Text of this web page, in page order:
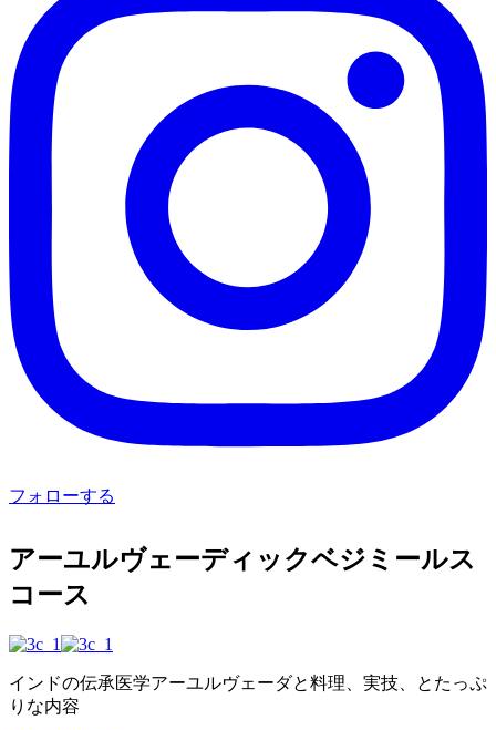
フォローする
アーユルヴェーディックベジミールス
コース
インドの伝承医学アーユルヴェーダと料理、実技、とたっぷ
りな内容